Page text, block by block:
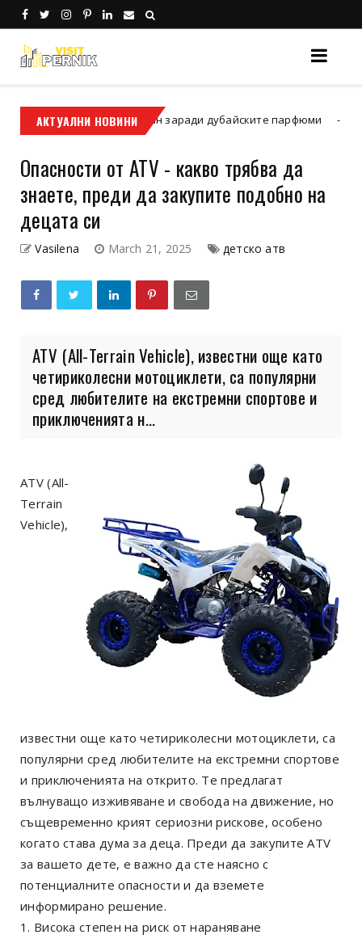
АКТУАЛНИ НОВИНИ
дизайн заради дубайските парфюми Ментални
Опасности от ATV - какво трябва да
знаете, преди да закупите подобно на
децата си
Vasilena March 21, 2025 детско атв
ATV (All-Terrain Vehicle), известни още като
четириколесни мотоциклети, са популярни
сред любителите на екстремни спортове и
приключенията н...
ATV (All-
Terrain
Vehicle),
известни още като четириколесни мотоциклети, са
популярни сред любителите на екстремни спортове
и приключенията на открито. Те предлагат
вълнуващо изживяване и свобода на движение, но
същевременно крият сериозни рискове, особено
когато става дума за деца. Преди да закупите ATV
за вашето дете, е важно да сте наясно с
потенциалните опасности и да вземете
информирано решение.
1. Висока степен на риск от нараняване